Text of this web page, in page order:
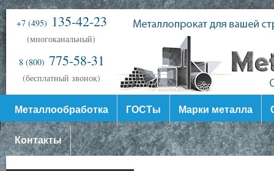
+7 (495) 135-42-23
(многоканальный)
8 (800) 775-58-31
(бесплатный звонок)
Металлообработка ГОСТы Марки металла
Контакты